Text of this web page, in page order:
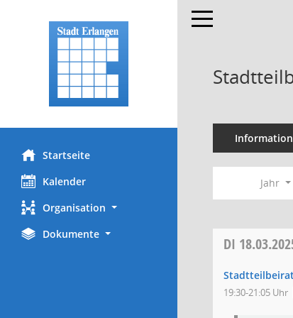
Startseite
Kalender
Organisation
Dokumente
Toggle navigation
Jahr
DI
19:30-21:05 Uhr